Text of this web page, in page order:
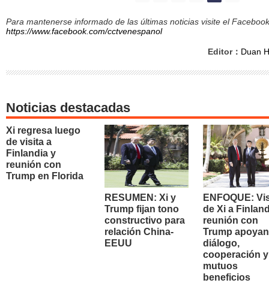
Para mantenerse informado de las últimas noticias visite el
https://www.facebook.com/cctvenespanol
Editor： Duan
Noticias destacadas
Xi regresa luego
de visita a
Finlandia y
reunión con
Trump en Florida
RESUMEN: Xi y
Trump fijan tono
constructivo para
relación China-
EEUU
ENFOQUE:
de Xi a
reunión con
Trump apoyan
diálogo,
cooperación y
mutuos
beneficios